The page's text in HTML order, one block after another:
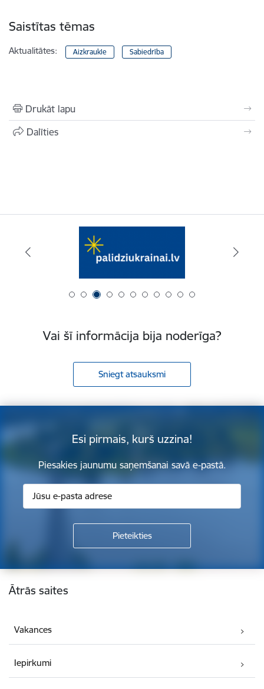
Saistītas tēmas
Aktualitātes: Aizkraukle Sabiedrība
Drukāt lapu
Dalīties
Vai šī informācija bija noderīga?
Sniegt atsauksmi
Esi pirmais, kurš uzzina!
Piesakies jaunumu saņemšanai savā e-pastā.
Kājene
Ātrās saites
Vakances
Iepirkumi